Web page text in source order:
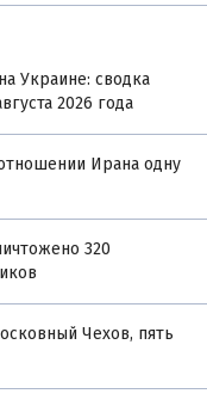
Украине: сводка
2026 года
Ирана одну
320
Чехов, пять